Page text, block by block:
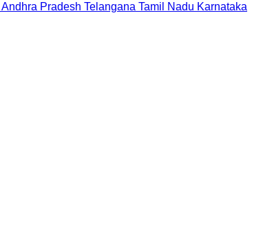
Andhra Pradesh Telangana Tamil Nadu Karnataka